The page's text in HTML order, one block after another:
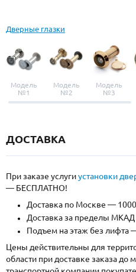
Дверные глазки
Модель
№1
Модель
№2
Модель
№3
ДОСТАВКА
При заказе услугиустановки
— БЕСПЛАТНО!
Доставка по Москве —
Доставка за пределы
Подъем на этаж без лифта
Цены действительны для
области при доставке заказа до